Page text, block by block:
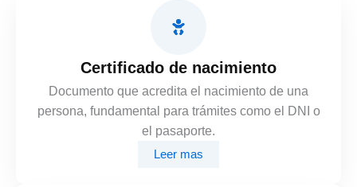
Certificado de nacimiento
Documento que acredita el nacimiento de una
persona, fundamental para trámites como el DNI o
el pasaporte.
Leer mas